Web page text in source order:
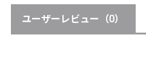
ユーザーレビュー （0）